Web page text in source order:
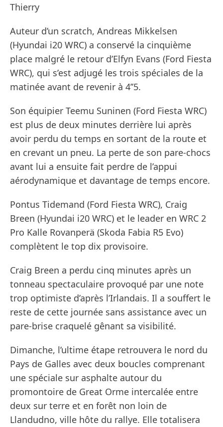
Thierry
Auteur d’un scratch, Andreas Mikkelsen
(Hyundai i20 WRC) a conservé la cinquième
place malgré le retour d’Elfyn Evans (Ford Fiesta
WRC), qui s’est adjugé les trois spéciales de la
matinée avant de revenir à 4’’5.
Son équipier Teemu Suninen (Ford Fiesta WRC)
est plus de deux minutes derrière lui après
avoir perdu du temps en sortant de la route et
en crevant un pneu. La perte de son pare-chocs
avant lui a ensuite fait perdre de l’appui
aérodynamique et davantage de temps encore.
Pontus Tidemand (Ford Fiesta WRC), Craig
Breen (Hyundai i20 WRC) et le leader en WRC 2
Pro Kalle Rovanperä (Skoda Fabia R5 Evo)
complètent le top dix provisoire.
Craig Breen a perdu cinq minutes après un
tonneau spectaculaire provoqué par une note
trop optimiste d’après l’Irlandais. Il a souffert le
reste de cette journée sans assistance avec un
pare-brise craquelé gênant sa visibilité.
Dimanche, l’ultime étape retrouvera le nord du
Pays de Galles avec deux boucles comprenant
une spéciale sur asphalte autour du
promontoire de Great Orme intercalée entre
deux sur terre et en forêt non loin de
Llandudno, ville hôte du rallye. Elle totalisera